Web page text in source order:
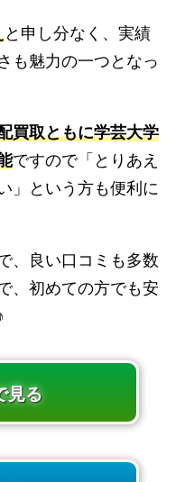
と申し分なく、実績
も魅力の一つとなっ
買取ともに学芸大学
ですので「とりあえ
」という方も便利に
、良い口コミも多数
、初めての方でも安
見る